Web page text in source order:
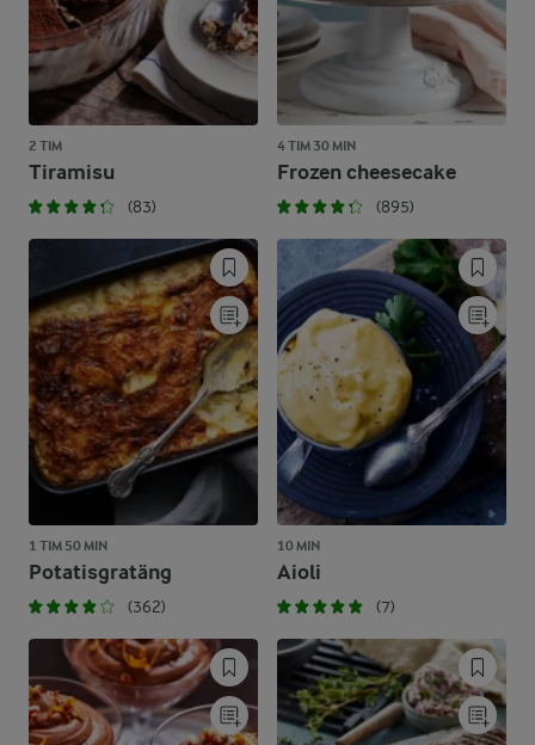
2 TIM
Tiramisu
(83)
4 TIM 30 MIN
Frozen cheesecake
(895)
1 TIM 50 MIN
Potatisgratäng
(362)
10 MIN
Aioli
(7)